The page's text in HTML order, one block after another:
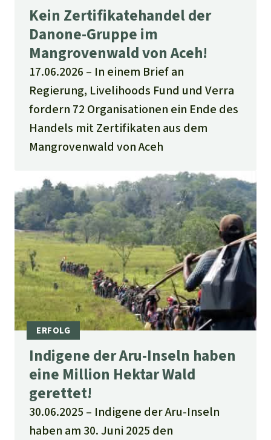
Kein Zertifikatehandel der
Danone-Gruppe im
Mangrovenwald von Aceh!
17.06.2026
In einem Brief an
Regierung, Livelihoods Fund und Verra
fordern 72 Organisationen ein Ende des
Handels mit Zertifikaten aus dem
Mangrovenwald von Aceh
Indigene der Aru-Inseln haben
eine Million Hektar Wald
gerettet!
30.06.2025
Indigene der Aru-Inseln
haben am 30. Juni 2025 den